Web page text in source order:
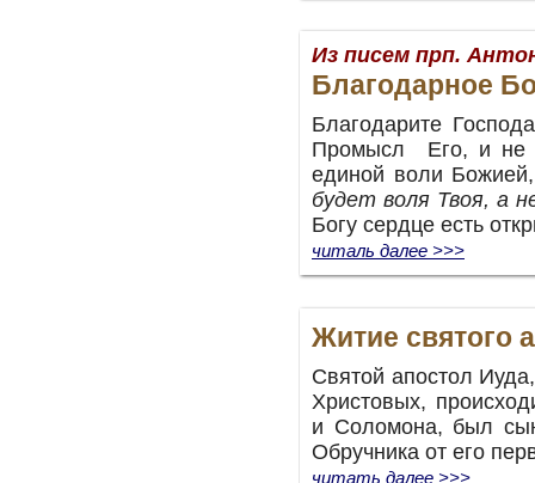
Из писем прп.
Благодарное
Благодарите
Промысл Его, и не
единой воли
будет воля Твоя, а
Богу сердце есть
читаль далее >>>
Житие святого
Святой апостол
Христовых,
и Соломона, был
Обручника от его
читать далее >>>